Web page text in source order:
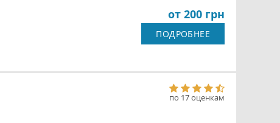
от 200 грн
ПОДРОБНЕЕ
по 17 оценкам